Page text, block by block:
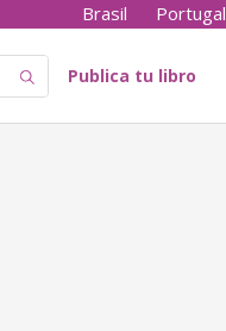
Brasil Portugal
Publica tu libro